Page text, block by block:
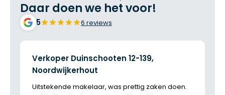
Daar doen we het voor!
5 6 reviews
Verkoper Duinschooten 12-139,
Noordwijkerhout
Uitstekende makelaar, was prettig zaken doen.